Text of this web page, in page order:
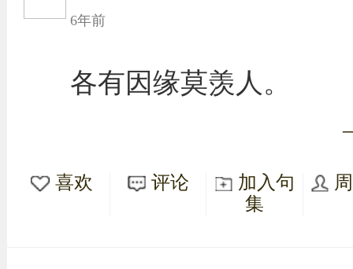
6年前
各有因缘莫羡人。
喜欢 评论
加入句
集